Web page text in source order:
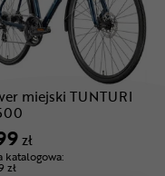
miejski TUNTURI
Cena: 1 199 zł
zł
katalogowa:
zł